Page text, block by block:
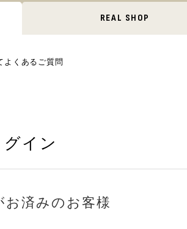
REAL SHOP
よくあるご質問
グイン
お済みのお客様